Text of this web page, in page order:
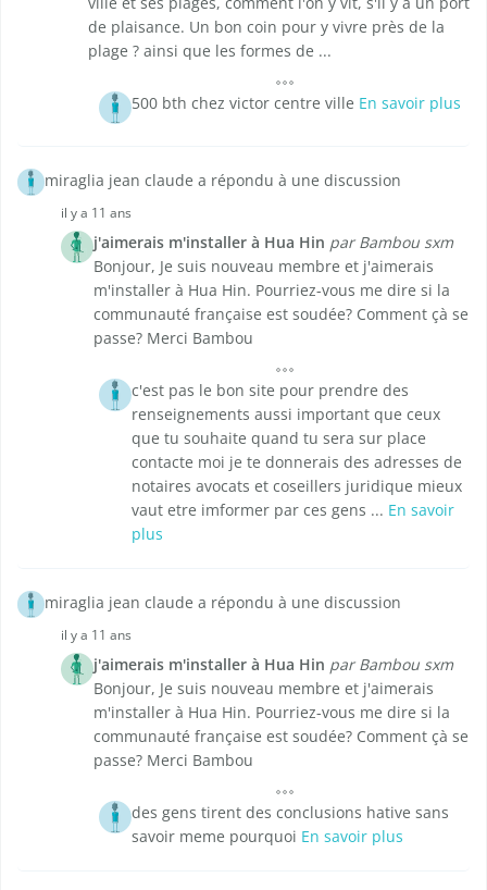
de plaisance. Un bon coin pour y vivre près de la
plage ? ainsi que les formes de ...
500 bth chez victor centre ville En savoir plus
miraglia jean claude a répondu à une discussion
il y a 11 ans
j'aimerais m'installer à Hua Hin par Bambou sxm
Bonjour, Je suis nouveau membre et j'aimerais
m'installer à Hua Hin. Pourriez-vous me dire si la
communauté française est soudée? Comment çà se
passe? Merci Bambou
c'est pas le bon site pour prendre des
renseignements aussi important que ceux
que tu souhaite quand tu sera sur place
contacte moi je te donnerais des adresses de
notaires avocats et coseillers juridique mieux
vaut etre imformer par ces gens ... En savoir
plus
miraglia jean claude a répondu à une discussion
il y a 11 ans
j'aimerais m'installer à Hua Hin par Bambou sxm
Bonjour, Je suis nouveau membre et j'aimerais
m'installer à Hua Hin. Pourriez-vous me dire si la
communauté française est soudée? Comment çà se
passe? Merci Bambou
des gens tirent des conclusions hative sans
savoir meme pourquoi En savoir plus